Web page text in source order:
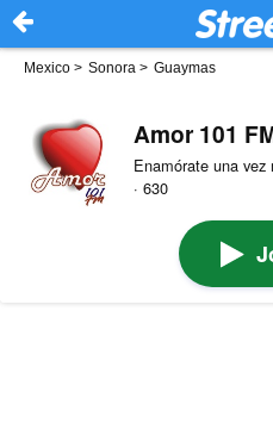
Mexico > Sonora > Guaymas
Amor 101
Enamórate una vez
· 630